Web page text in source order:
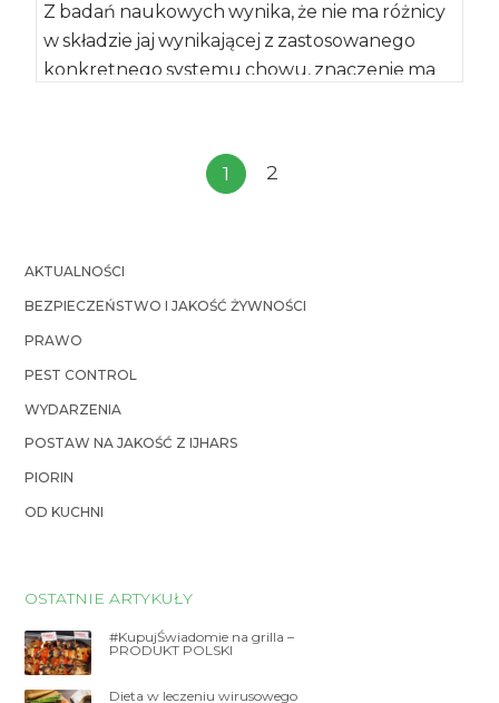
Z badań naukowych wynika, że nie ma różnicy
w składzie jaj wynikającej z zastosowanego
konkretnego systemu chowu, znaczenie ma
1 2
AKTUALNOŚCI
BEZPIECZEŃSTWO I JAKOŚĆ ŻYWNOŚCI
PRAWO
PEST CONTROL
WYDARZENIA
POSTAW NA JAKOŚĆ Z IJHARS
PIORIN
OD KUCHNI
OSTATNIE ARTYKUŁY
#KupujŚwiadomie na grilla –
PRODUKT POLSKI
Dieta w leczeniu wirusowego